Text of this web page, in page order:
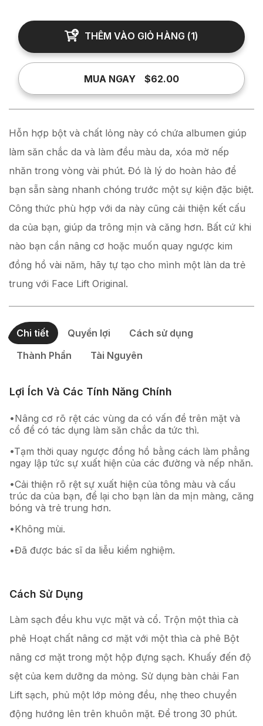
THÊM VÀO GIỎ HÀNG (1)
MUA NGAY $62.00
Hỗn hợp bột và chất lỏng này có chứa albumen giúp
làm săn chắc da và làm đều màu da, xóa mờ nếp
nhăn trong vòng vài phút. Đó là lý do hoàn hảo để
bạn sẵn sàng nhanh chóng trước một sự kiện đặc biệt.
Công thức phù hợp với da này cũng cải thiện kết cấu
da của bạn, giúp da trông mịn và căng hơn. Bất cứ khi
nào bạn cần nâng cơ hoặc muốn quay ngược kim
đồng hồ vài năm, hãy tự tạo cho mình một làn da trẻ
trung với Face Lift Original.
Chi tiết Quyền lợi
Cách sử dụng
Thành Phần
Tài Nguyên
Lợi Ích Và Các Tính Năng Chính
•Nâng cơ rõ rệt các vùng da có vấn đề trên mặt và
cổ để có tác dụng làm săn chắc da tức thì.
•Tạm thời quay ngược đồng hồ bằng cách làm phẳng
ngay lập tức sự xuất hiện của các đường và nếp nhăn.
•Cải thiện rõ rệt sự xuất hiện của tông màu và cấu
trúc da của bạn, để lại cho bạn làn da mịn màng, căng
bóng và trẻ trung hơn.
•Không mùi.
•Đã được bác sĩ da liễu kiểm nghiệm.
Cách Sử Dụng
Làm sạch đều khu vực mặt và cổ. Trộn một thìa cà
phê Hoạt chất nâng cơ mặt với một thìa cà phê Bột
nâng cơ mặt trong một hộp đựng sạch. Khuấy đến độ
sệt của kem dưỡng da mỏng. Sử dụng bàn chải Fan
Lift sạch, phủ một lớp mỏng đều, nhẹ theo chuyển
động hướng lên trên khuôn mặt. Để trong 30 phút.